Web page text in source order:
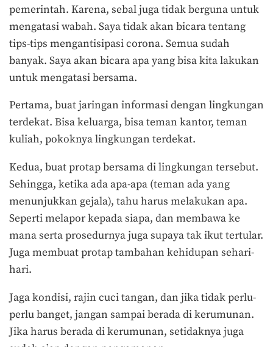
pemerintah. Karena, sebal juga tidak berguna untuk
mengatasi wabah. Saya tidak akan bicara tentang
tips-tips mengantisipasi corona. Semua sudah
banyak. Saya akan bicara apa yang bisa kita lakukan
untuk mengatasi bersama.
Pertama, buat jaringan informasi dengan lingkungan
terdekat. Bisa keluarga, bisa teman kantor, teman
kuliah, pokoknya lingkungan terdekat.
Kedua, buat protap bersama di lingkungan tersebut.
Sehingga, ketika ada apa-apa (teman ada yang
menunjukkan gejala), tahu harus melakukan apa.
Seperti melapor kepada siapa, dan membawa ke
mana serta prosedurnya juga supaya tak ikut tertular.
Juga membuat protap tambahan kehidupan sehari-
hari.
Jaga kondisi, rajin cuci tangan, dan jika tidak perlu-
perlu banget, jangan sampai berada di kerumunan.
Jika harus berada di kerumunan, setidaknya juga